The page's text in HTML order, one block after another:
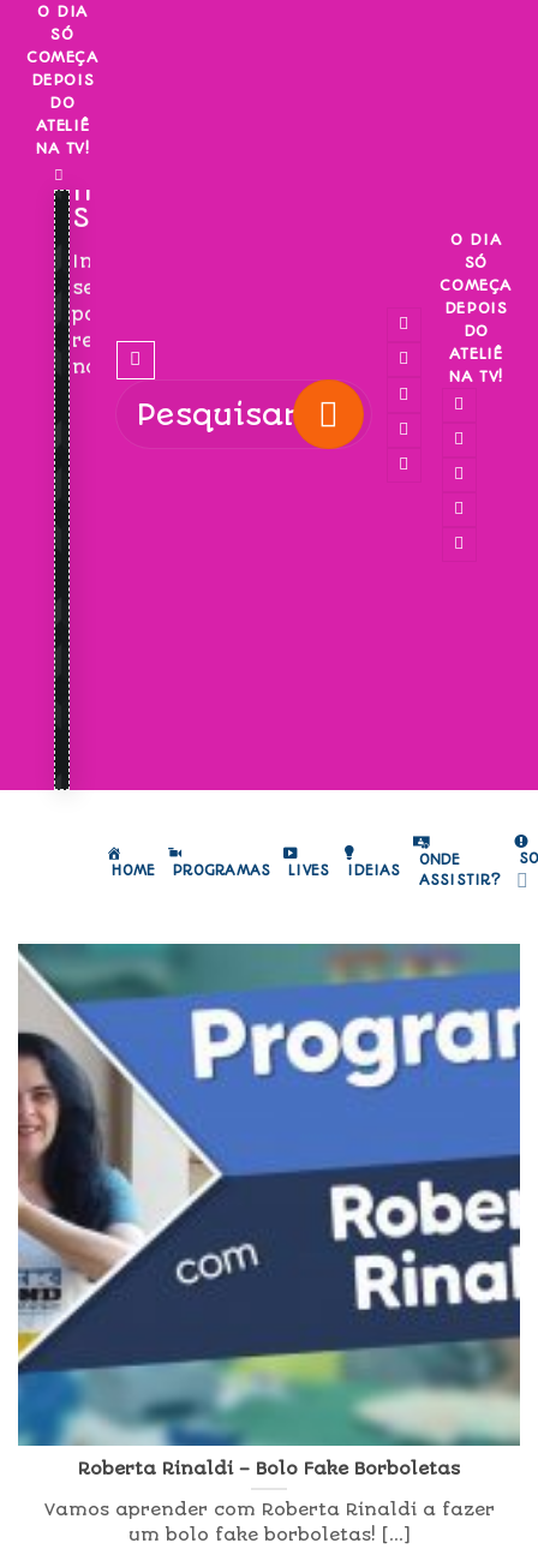
Skip
content
O DIA
SÓ
COMEÇA
DEPOIS
DO
ATELIÊ
NA TV!
INSCREVA-
SE!
Inscreva-
se
para
receber
novidades!
O DIA
SÓ
COMEÇA
DEPOIS
DO
ATELIÊ
NA TV!
HOME PROGRAMAS LIVES IDEIAS
ONDE
ASSISTIR?
Roberta Rinaldi – Bolo Fake Borboletas
Vamos aprender com Roberta Rinaldi a fazer
um bolo fake borboletas! [...]